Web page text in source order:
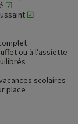
☑
☑
ou à l’assiette
scolaires
place